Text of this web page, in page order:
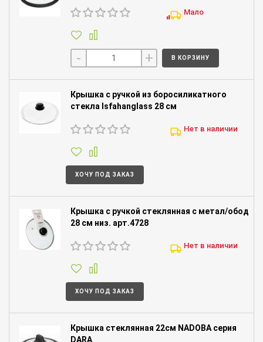
Мало
- + В КОРЗИНУ
Крышка с ручкой из боросиликатного
стекла Isfahanglass 28 см
Нет в наличии
ХОЧУ ПОД ЗАКАЗ
Крышка с ручкой стеклянная с метал/обод
28 см низ. арт.4728
Нет в наличии
ХОЧУ ПОД ЗАКАЗ
Крышка стеклянная 22см NADOBA серия
DARA